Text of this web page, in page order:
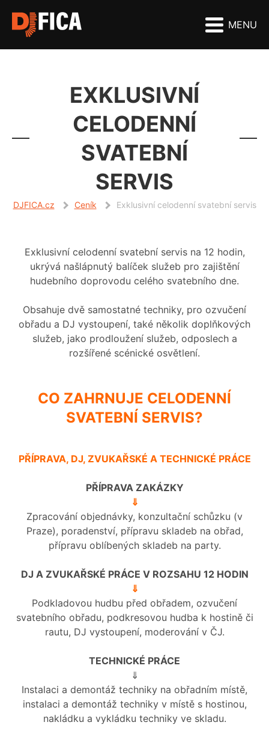
MENU
EXKLUSIVNÍ
CELODENNÍ
SVATEBNÍ
SERVIS
DJFICA.cz Ceník Exklusivní celodenní svatební servis
Exklusivní celodenní svatební servis na 12 hodin,
ukrývá našlápnutý balíček služeb pro zajištění
hudebního doprovodu celého svatebního dne.
Obsahuje dvě samostatné techniky, pro ozvučení
obřadu a DJ vystoupení, také několik doplňkových
služeb, jako prodloužení služeb, odposlech a
rozšířené scénické osvětlení.
CO ZAHRNUJE CELODENNÍ
SVATEBNÍ SERVIS?
PŘÍPRAVA, DJ, ZVUKAŘSKÉ A TECHNICKÉ PRÁCE
PŘÍPRAVA ZAKÁZKY
⇓
Zpracování objednávky, konzultační schůzku (v
Praze), poradenství, přípravu skladeb na obřad,
přípravu oblíbených skladeb na party.
DJ A ZVUKAŘSKÉ PRÁCE V ROZSAHU 12 HODIN
⇓
Podkladovou hudbu před obřadem, ozvučení
svatebního obřadu, podkresovou hudba k hostině či
rautu, DJ vystoupení, moderování v ČJ.
TECHNICKÉ PRÁCE
⇓
Instalaci a demontáž techniky na obřadním místě,
instalaci a demontáž techniky v místě s hostinou,
nakládku a vykládku techniky ve skladu.